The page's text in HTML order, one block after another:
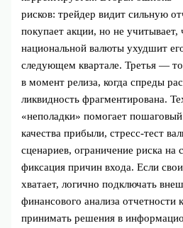
рисков: трейдер видит сильную
покупает акции, но не учитывает,
национальной валюты ухудшит
следующем квартале. Третья —
в момент релиза, когда спреды
ликвидность фрагментирована.
«неполадки» помогает пошаговый
качества прибыли, стресс‑тест
сценариев, ограничение риска на
фиксация причин входа. Если
хватает, логично подключать
финансового анализа отчетности
принимать решения в